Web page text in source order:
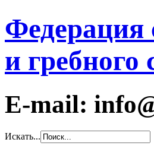
Федерация
и
E-mail:
Искать...